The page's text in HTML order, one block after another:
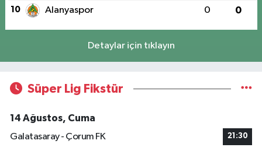
10 Alanyaspor 0 0
Detaylar için tıklayın
Süper Lig Fikstür
14 Ağustos, Cuma
Galatasaray - Çorum FK
21:30